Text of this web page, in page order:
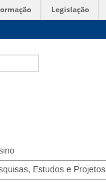
Legislação
Estudos e Projetos